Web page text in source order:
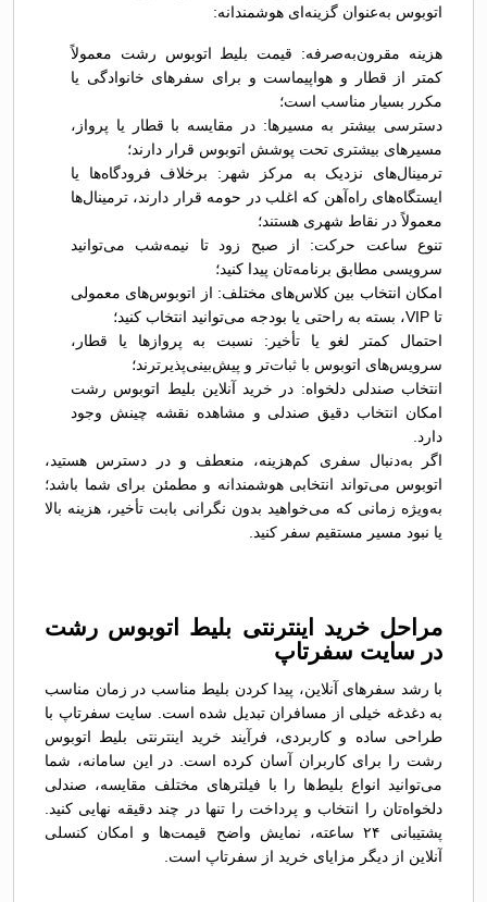
اتوبوس به‌عنوان گزینه‌ای هوشمندانه:
هزینه مقرون‌به‌صرفه: قیمت بلیط اتوبوس رشت معمولاً
کمتر از قطار و هواپیماست و برای سفرهای خانوادگی یا
مکرر بسیار مناسب است؛
دسترسی بیشتر به مسیرها: در مقایسه با قطار یا پرواز،
مسیرهای بیشتری تحت پوشش اتوبوس قرار دارند؛
ترمینال‌های نزدیک به مرکز شهر: برخلاف فرودگاه‌ها یا
ایستگاه‌های راه‌آهن که اغلب در حومه قرار دارند، ترمینال‌ها
معمولاً در نقاط شهری هستند؛
تنوع ساعت حرکت: از صبح زود تا نیمه‌شب می‌توانید
سرویسی مطابق برنامه‌تان پیدا کنید؛
امکان انتخاب بین کلاس‌های مختلف: از اتوبوس‌های معمولی
تا VIP، بسته به راحتی یا بودجه می‌توانید انتخاب کنید؛
احتمال کمتر لغو یا تأخیر: نسبت به پروازها یا قطار،
سرویس‌های اتوبوس با ثبات‌تر و پیش‌بینی‌پذیرترند؛
انتخاب صندلی دلخواه: در خرید آنلاین بلیط اتوبوس رشت
امکان انتخاب دقیق صندلی و مشاهده نقشه چینش وجود
دارد.
اگر به‌دنبال سفری کم‌هزینه، منعطف و در دسترس هستید،
اتوبوس می‌تواند انتخابی هوشمندانه و مطمئن برای شما باشد؛
به‌ویژه زمانی که می‌خواهید بدون نگرانی بابت تأخیر، هزینه بالا
یا نبود مسیر مستقیم سفر کنید.
مراحل خرید اینترنتی بلیط اتوبوس رشت
در سایت سفرتاپ
با رشد سفرهای آنلاین، پیدا کردن بلیط مناسب در زمان مناسب
به دغدغه خیلی از مسافران تبدیل شده است. سایت سفرتاپ با
طراحی ساده و کاربردی، فرآیند خرید اینترنتی بلیط اتوبوس
رشت را برای کاربران آسان کرده است. در این سامانه، شما
می‌توانید انواع بلیط‌ها را با فیلترهای مختلف مقایسه، صندلی
دلخواه‌تان را انتخاب و پرداخت را تنها در چند دقیقه نهایی کنید.
پشتیبانی ۲۴ ساعته، نمایش واضح قیمت‌ها و امکان کنسلی
آنلاین از دیگر مزایای خرید از سفرتاپ است.